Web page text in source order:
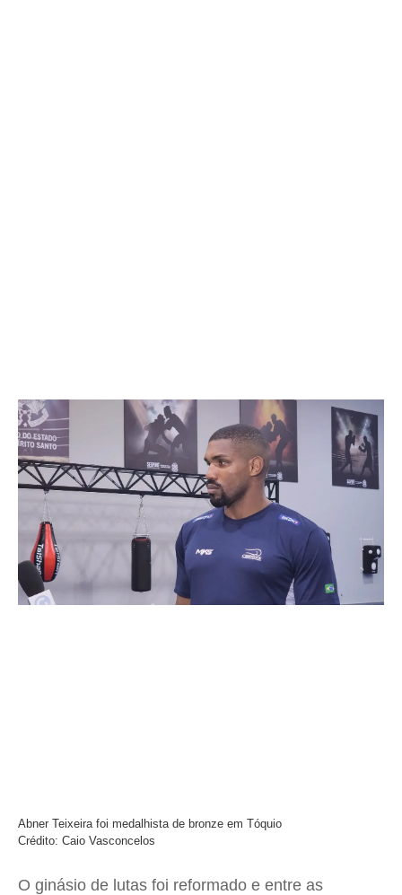
Abner Teixeira foi medalhista de bronze em Tóquio
Crédito: Caio Vasconcelos
O ginásio de lutas foi reformado e entre as